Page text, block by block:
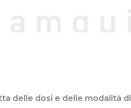
delle dosi e delle modalità